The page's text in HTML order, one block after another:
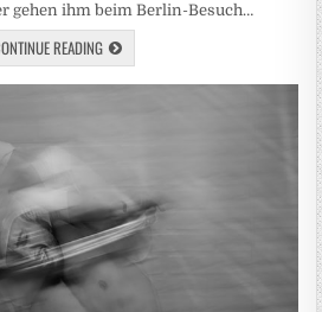
gehen ihm beim Berlin-Besuch…
READING